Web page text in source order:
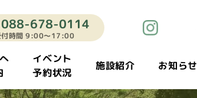
088-678-0114
付時間 9:00〜17:00
イベント
予約状況
施設紹介 お知らせ